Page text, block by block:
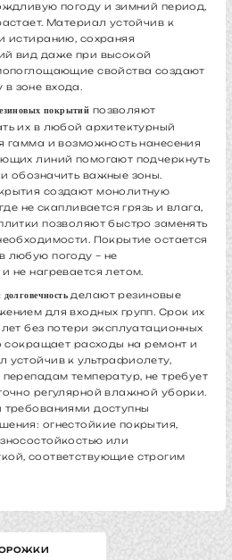
погоду и зимний период,
Материал устойчив к
истиранию, сохраняя
вид даже при высокой
свойства создают
зоне входа.
покрытий позволяют
их в любой архитектурный
гамма и возможность нанесения
линий помогают подчеркнуть
обозначить важные зоны.
создают монолитную
не скапливается грязь и влага,
позволяют быстро заменять
Покрытие остается
любую погоду – не
не нагревается летом.
делают резиновые
для входных групп. Срок их
без потери эксплуатационных
сокращает расходы на ремонт и
к ультрафиолету,
температур, не требует
регулярной влажной уборки.
доступны
огнестойкие покрытия,
или
соответствующие строгим